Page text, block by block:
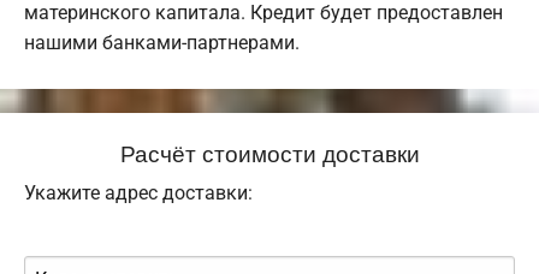
материнского капитала. Кредит будет предоставлен
нашими банками-партнерами.
Расчёт стоимости доставки
Укажите адрес доставки: